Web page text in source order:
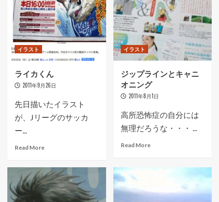
イラスト
ライカくん
2011年9月26日
先日描いたイラスト
が、Jリーグのサッカ
ー...
Read More
イラスト
ジップラインとキャニ
オニング
2011年8月1日
高所恐怖症の自分には
無理だろうな・・・ ...
Read More